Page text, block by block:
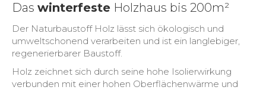
Das winterfeste Holzhaus bis 200m²
Der Naturbaustoff Holz lässt sich ökologisch und
umweltschonend verarbeiten und ist ein langlebiger,
regenerierbarer Baustoff.
Holz zeichnet sich durch seine hohe Isolierwirkung
verbunden mit einer hohen Oberflächenwärme und